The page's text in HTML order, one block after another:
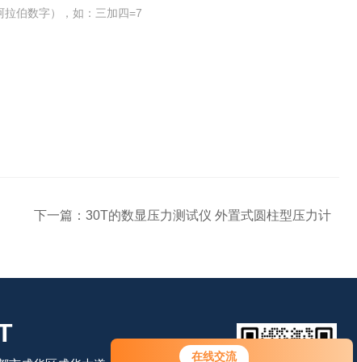
在线交流
您好！欢迎前来咨询，很高兴为您
伯数字），如：三加四=7
下一篇： 30T的数显压力测试仪 外置式圆柱型压力计